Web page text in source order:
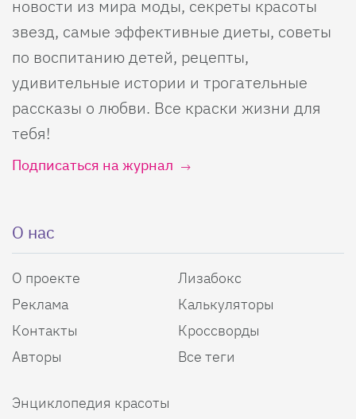
новости из мира моды, секреты красоты
звезд, самые эффективные диеты, советы
по воспитанию детей, рецепты,
удивительные истории и трогательные
рассказы о любви. Все краски жизни для
тебя!
Подписаться на журнал
О нас
О проекте
Реклама
Контакты
Авторы
Лизабокс
Калькуляторы
Кроссворды
Все теги
Энциклопедия красоты